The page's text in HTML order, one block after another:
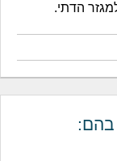
הדתי.
בהם: